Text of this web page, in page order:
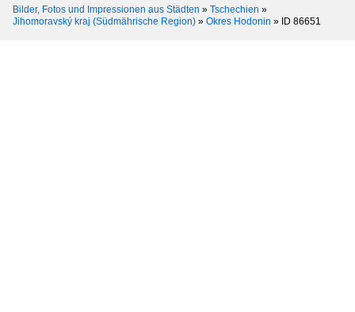
Bilder, Fotos und Impressionen aus Städten » Tschechien »
Jihomoravský kraj (Südmährische Region) » Okres Hodonin » ID 86651